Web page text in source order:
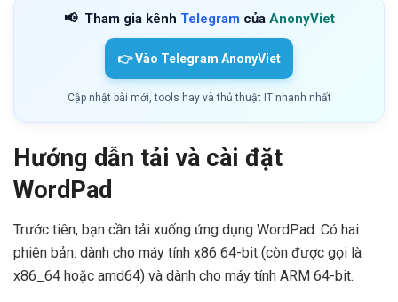
📢 Tham gia kênh Telegram của AnonyViet
👉 Vào Telegram AnonyViet
Cập nhật bài mới, tools hay và thủ thuật IT nhanh nhất
Hướng dẫn tải và cài đặt
WordPad
Trước tiên, bạn cần tải xuống ứng dụng WordPad. Có hai
phiên bản: dành cho máy tính x86 64-bit (còn được gọi là
x86_64 hoặc amd64) và dành cho máy tính ARM 64-bit.